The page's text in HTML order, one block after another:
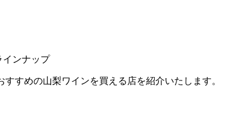
インナップ
すすめの山梨ワインを買える店を紹介いたします。